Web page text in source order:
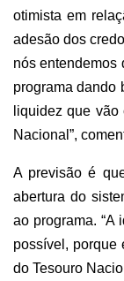
otimista em
adesão dos
nós entendemos
programa dando
liquidez que
Nacional”,
A previsão é
abertura do
ao programa. “A
possível, porque
do Tesouro